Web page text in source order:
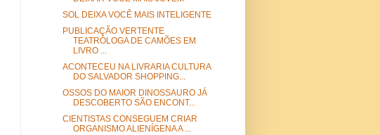
SOL DEIXA VOCÊ MAIS INTELIGENTE
PUBLICAÇÃO VERTENTE
TEATRÓLOGA DE CAMÕES EM
LIVRO ...
ACONTECEU NA LIVRARIA CULTURA
DO SALVADOR SHOPPING...
OSSOS DO MAIOR DINOSSAURO JÁ
DESCOBERTO SÃO ENCONT...
CIENTISTAS CONSEGUEM CRIAR
ORGANISMO ALIENÍGENA A ...